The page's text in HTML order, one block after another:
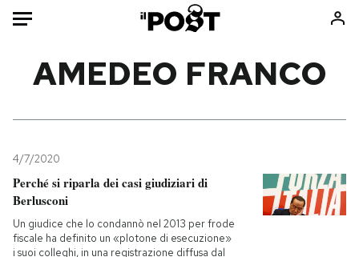
Mondo
Politica
Tecnologia
Internet
Scienza
Consumismi
Ok Boomer!
Media
AMEDEO FRANCO
4/7/2020
Perché si riparla dei casi giudiziari di
Berlusconi
Un giudice che lo condannò nel 2013 per frode
fiscale ha definito un «plotone di esecuzione»
i suoi colleghi, in una registrazione diffusa dal